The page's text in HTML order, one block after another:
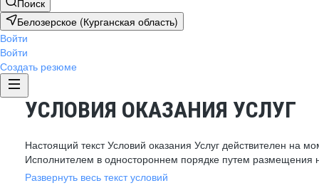
Поиск
Белозерское (Курганская область)
Войти
Войти
Создать резюме
УСЛОВИЯ ОКАЗАНИЯ УСЛУГ
Настоящий текст Условий оказания Услуг действителен на
Исполнителем в одностороннем порядке путем размещения
Развернуть весь текст условий